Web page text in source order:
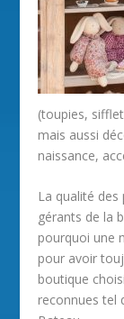
(toupies,
mais aussi
naissance,
La qualité
gérants de la
pourquoi une
pour avoir
boutique
reconnues tel